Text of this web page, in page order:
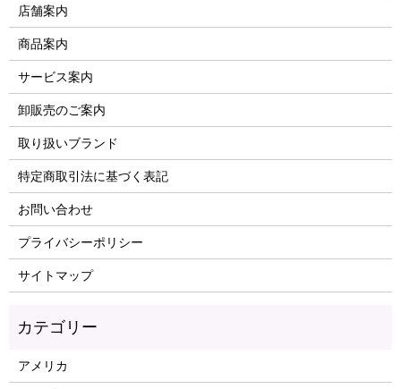
店舗案内
商品案内
サービス案内
卸販売のご案内
取り扱いブランド
特定商取引法に基づく表記
お問い合わせ
プライバシーポリシー
サイトマップ
アメリカ